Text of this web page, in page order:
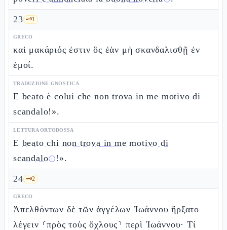
23 🗝️1
GRECO
καὶ μακάριός ἐστιν ὃς ἐὰν μὴ σκανδαλισθῇ ἐν
ἐμοί.
TRADUZIONE GNOSTICA
E beato è colui che non trova in me motivo di
scandalo!».
LETTURA ORTODOSSA
E beato chi non trova in me motivo di
scandaloⓘ !».
24 🗝️2
GRECO
Ἀπελθόντων δὲ τῶν ἀγγέλων Ἰωάννου ἤρξατο
λέγειν ⸂πρὸς τοὺς ὄχλους⸃ περὶ Ἰωάννου· Τί